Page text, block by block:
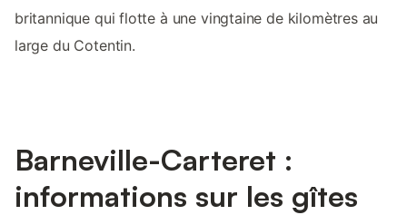
britannique qui flotte à une vingtaine de kilomètres au
large du Cotentin.
Barneville-Carteret :
informations sur les gîtes